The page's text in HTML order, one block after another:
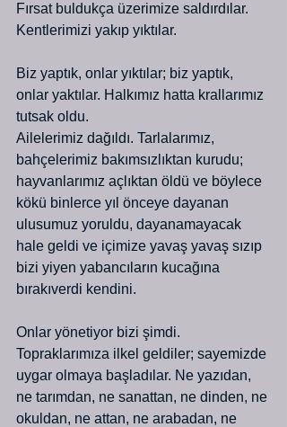
Fırsat buldukça üzerimize saldırdılar.
Kentlerimizi yakıp yıktılar.
Biz yaptık, onlar yıktılar; biz yaptık,
onlar yaktılar. Halkımız hatta krallarımız
tutsak oldu.
Ailelerimiz dağıldı. Tarlalarımız,
bahçelerimiz bakımsızlıktan kurudu;
hayvanlarımız açlıktan öldü ve böylece
kökü binlerce yıl önceye dayanan
ulusumuz yoruldu, dayanamayacak
hale geldi ve içimize yavaş yavaş sızıp
bizi yiyen yabancıların kucağına
bırakıverdi kendini.
Onlar yönetiyor bizi şimdi.
Topraklarımıza ilkel geldiler; sayemizde
uygar olmaya başladılar. Ne yazıdan,
ne tarımdan, ne sanattan, ne dinden, ne
okuldan, ne attan, ne arabadan, ne